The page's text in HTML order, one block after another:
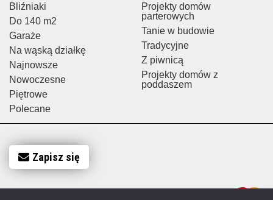
Bliźniaki
Do 140 m2
Garaże
Na wąską działkę
Najnowsze
Nowoczesne
Piętrowe
Polecane
Projekty domów
parterowych
Tanie w budowie
Tradycyjne
Z piwnicą
Projekty domów z
poddaszem
Zapisz się